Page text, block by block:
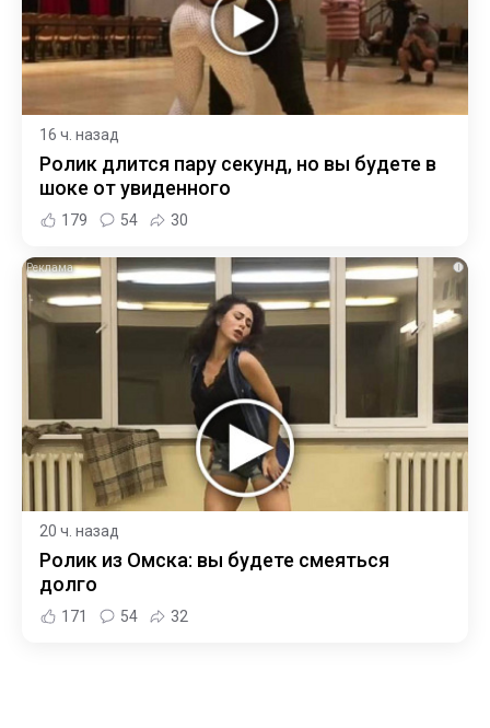
16 ч. назад
Ролик длится пару секунд, но вы будете в
шоке от увиденного
179 54 30
i
20 ч. назад
Ролик из Омска: вы будете смеяться
долго
171 54 32